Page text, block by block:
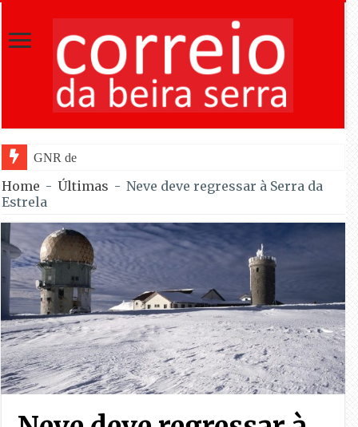
GNR de Gouveia desmantelou alegada
Home - Últimas - Neve deve regressar à Serra da
Estrela